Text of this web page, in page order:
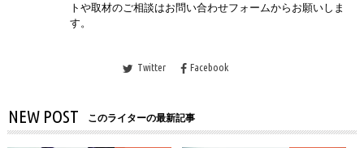
トや取材のご相談はお問い合わせフォームからお願いしま
す。
Twitter Facebook
NEW POST このライターの最新記事